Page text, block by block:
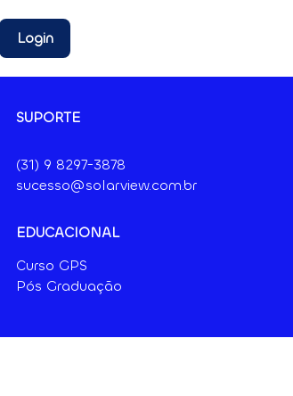
Login
SUPORTE
(31) 9 8297-3878
sucesso@solarview.com.br
EDUCACIONAL
Curso GPS
Pós Graduação